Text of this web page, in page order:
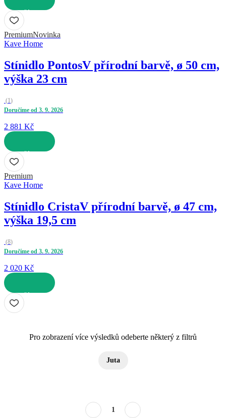
DO KOŠÍKU
PremiumNovinka
Kave Home
Stínidlo PontosV přírodní barvě, ø 50 cm,
výška 23 cm
(1)
Doručíme od 3. 9. 2026
2 881 Kč
DO KOŠÍKU
Premium
Kave Home
Stínidlo CristaV přírodní barvě, ø 47 cm,
výška 19,5 cm
(8)
Doručíme od 3. 9. 2026
2 020 Kč
DO KOŠÍKU
Pro zobrazení více výsledků odeberte některý z filtrů
Juta
1